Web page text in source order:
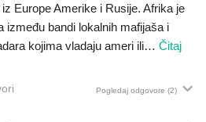
Europe Amerike i Rusije. Afrika je
između bandi lokalnih mafijaša i
kojima vladaju ameri ili… Čitaj
Pogledaj odgovore (2)